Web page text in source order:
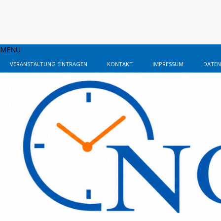
MENU
VERANSTALTUNG EINTRAGEN KONTAKT IMPRESSUM